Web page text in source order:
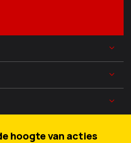
hoogte van acties